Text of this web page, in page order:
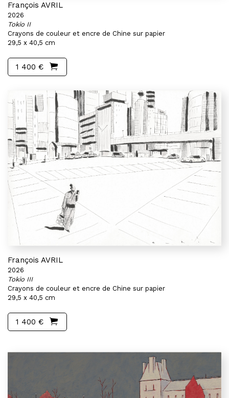
François AVRIL
2026
Tokio II
Crayons de couleur et encre de Chine sur papier
29,5 x 40,5 cm
1 400 €
François AVRIL
2026
Tokio III
Crayons de couleur et encre de Chine sur papier
29,5 x 40,5 cm
1 400 €